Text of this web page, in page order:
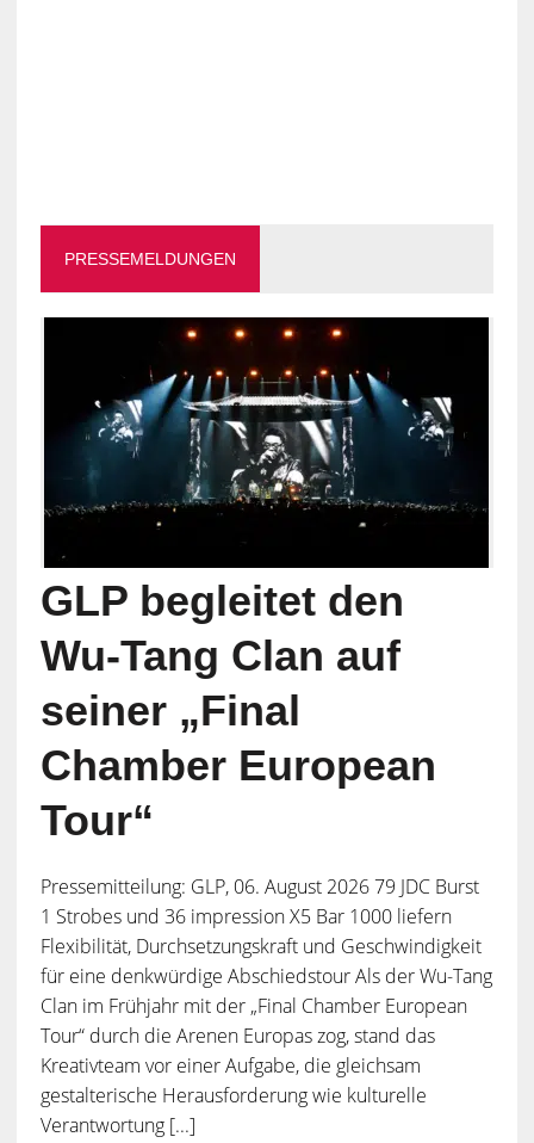
PRESSEMELDUNGEN
GLP begleitet den
Wu-Tang Clan auf
seiner „Final
Chamber European
Tour“
Pressemitteilung: GLP, 06. August 2026 79 JDC Burst
1 Strobes und 36 impression X5 Bar 1000 liefern
Flexibilität, Durchsetzungskraft und Geschwindigkeit
für eine denkwürdige Abschiedstour Als der Wu-Tang
Clan im Frühjahr mit der „Final Chamber European
Tour“ durch die Arenen Europas zog, stand das
Kreativteam vor einer Aufgabe, die gleichsam
gestalterische Herausforderung wie kulturelle
Verantwortung [...]